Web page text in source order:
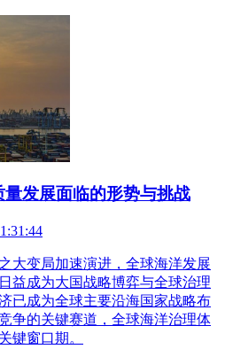
发展面临的形势与挑战
大变局加速演进，全球海洋发展
益成为大国战略博弈与全球治理
已成为全球主要沿海国家战略布
争的关键赛道，全球海洋治理体
键窗口期。